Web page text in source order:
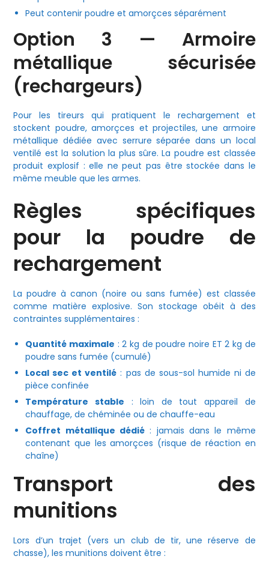
Peut contenir poudre et amorçces séparément
Option 3 — Armoire
métallique sécurisée
(rechargeurs)
Pour les tireurs qui pratiquent le rechargement et
stockent poudre, amorçces et projectiles, une armoire
métallique dédiée avec serrure séparée dans un local
ventilé est la solution la plus sûre. La poudre est classée
produit explosif : elle ne peut pas être stockée dans le
même meuble que les armes.
Règles spécifiques
pour la poudre de
rechargement
La poudre à canon (noire ou sans fumée) est classée
comme matière explosive. Son stockage obéit à des
contraintes supplémentaires :
Quantité maximale : 2 kg de poudre noire ET 2 kg de
poudre sans fumée (cumulé)
Local sec et ventilé : pas de sous-sol humide ni de
pièce confinée
Température stable : loin de tout appareil de
chauffage, de chéminée ou de chauffe-eau
Coffret métallique dédié : jamais dans le même
contenant que les amorçces (risque de réaction en
chaîne)
Transport des
munitions
Lors d’un trajet (vers un club de tir, une réserve de
chasse), les munitions doivent être :